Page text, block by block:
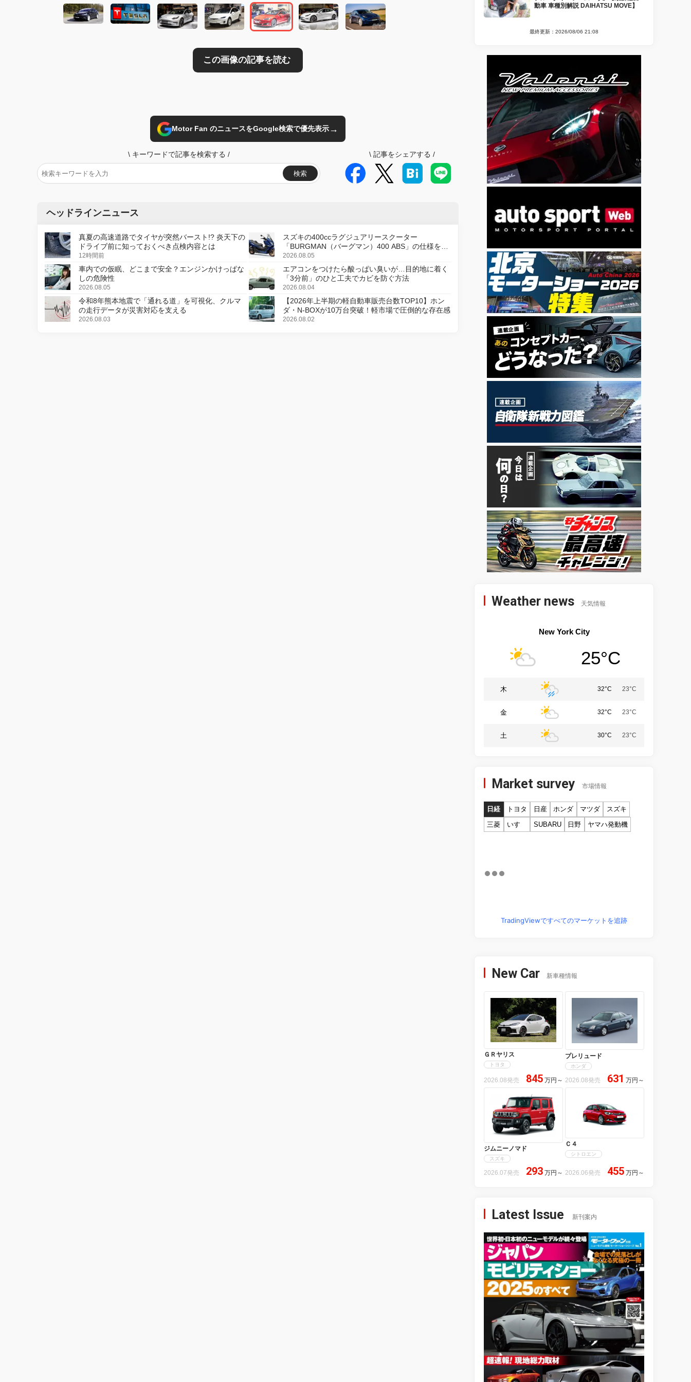
Motor Fan のニュースをGoogle検索で優先表示→
\ キーワードで記事を検索する /
検索
\ 記事をシェアする /
ヘッドラインニュース
真夏の高速道路でタイヤが突然バースト!? 炎天下の
ドライブ前に知っておくべき点検内容とは
12時間前
スズキの400ccラグジュアリースクーター
「BURGMAN（バーグマン）400 ABS」の仕様を変
更し、8月18日に発売
2026.08.05
車内での仮眠、どこまで安全？エンジンかけっぱな
しの危険性
2026.08.05
エアコンをつけたら酸っぱい臭いが…目的地に着く
「3分前」のひと工夫でカビを防ぐ方法
2026.08.04
令和8年熊本地震で「通れる道」を可視化、クルマ
の走行データが災害対応を支える
2026.08.03
【2026年上半期の軽自動車販売台数TOP10】ホン
ダ・N-BOXが10万台突破！軽市場で圧倒的な存在感
2026.08.02
動車 車種別解説 DAIHATSU MOVE】
最終更新：2026/08/06 21:08
Weather news 天気情報
New York City
25°C
木 32°C 23°C
金 32°C 23°C
土 30°C 23°C
Market survey 市場情報
日経 トヨタ 日産 ホンダ マツダ
スズキ
三菱
いすゞ SUBARU 日野 ヤマハ発動機
TradingViewですべてのマーケットを追跡
New Car 新車種情報
ＧＲヤリス
トヨタ
2026.08発売 845 万円 ～
プレリュード
ホンダ
2026.08発売 631 万円 ～
ジムニーノマド
スズキ
2026.07発売 293 万円 ～
Ｃ４
シトロエン
2026.06発売 455 万円 ～
Latest Issue 新刊案内